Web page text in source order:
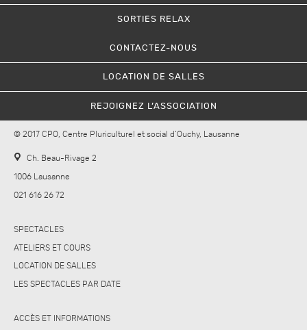
SORTIES RELAX
CONTACTEZ-NOUS
LOCATION DE SALLES
REJOIGNEZ L’ASSOCIATION
© 2017 CPO, Centre Pluriculturel et social d’Ouchy, Lausanne
Ch. Beau-Rivage 2
1006 Lausanne
021 616 26 72
SPECTACLES
ATELIERS ET COURS
LOCATION DE SALLES
LES SPECTACLES PAR DATE
ACCÈS ET INFORMATIONS